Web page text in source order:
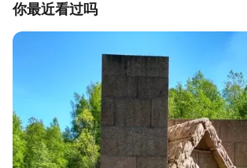
你最近看过吗